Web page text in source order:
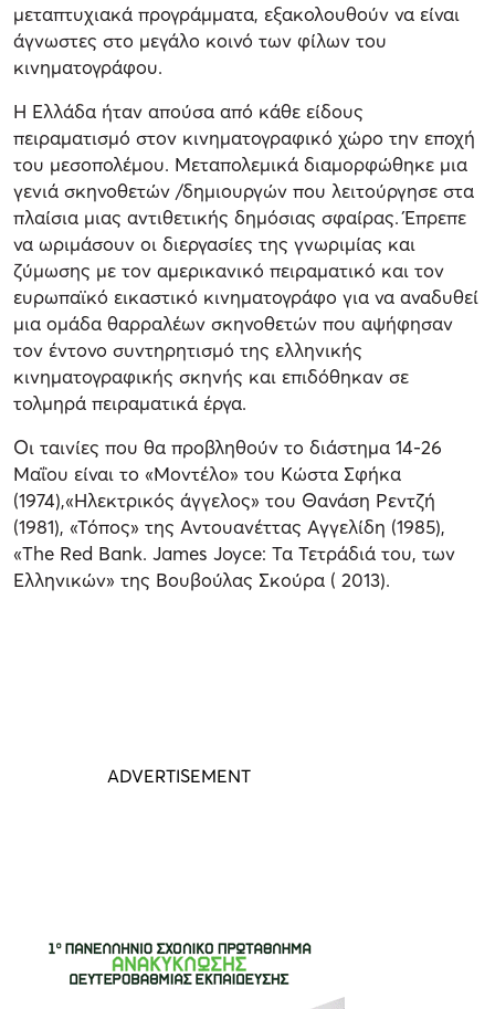
μεταπτυχιακά προγράμματα, εξακολουθούν να είναι
άγνωστες στο μεγάλο κοινό των φίλων του
κινηματογράφου.
Η Ελλάδα ήταν απούσα από κάθε είδους
πειραματισμό στον κινηματογραφικό χώρο την εποχή
του μεσοπολέμου. Μεταπολεμικά διαμορφώθηκε μια
γενιά σκηνοθετών /δημιουργών που λειτούργησε στα
πλαίσια μιας αντιθετικής δημόσιας σφαίρας. Έπρεπε
να ωριμάσουν οι διεργασίες της γνωριμίας και
ζύμωσης με τον αμερικανικό πειραματικό και τον
ευρωπαϊκό εικαστικό κινηματογράφο για να αναδυθεί
μια ομάδα θαρραλέων σκηνοθετών που αψήφησαν
τον έντονο συντηρητισμό της ελληνικής
κινηματογραφικής σκηνής και επιδόθηκαν σε
τολμηρά πειραματικά έργα.
Οι ταινίες που θα προβληθούν το διάστημα 14-26
Μαΐου είναι το «Μοντέλο» του Κώστα Σφήκα
(1974),«Ηλεκτρικός άγγελος» του Θανάση Ρεντζή
(1981), «Τόπος» της Αντουανέττας Αγγελίδη (1985),
«The Red Bank. James Joyce: Τα Τετράδιά του, των
Ελληνικών» της Βουβούλας Σκούρα ( 2013).